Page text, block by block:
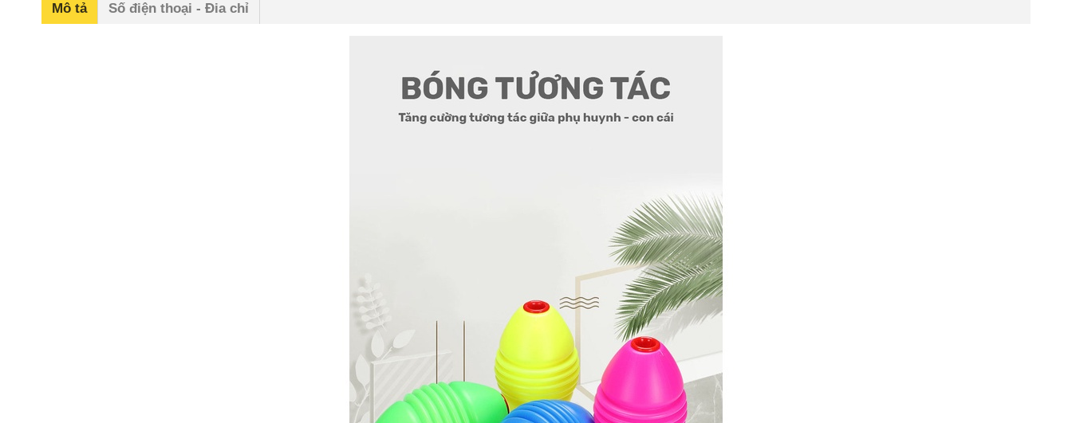
Mô tả Số điện thoại - Đia chỉ